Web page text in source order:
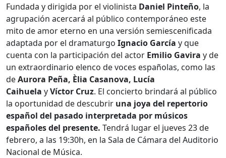
Fundada y dirigida por el violinista Daniel Pinteño, la
agrupación acercará al público contemporáneo este
mito de amor eterno en una versión semiescenificada
adaptada por el dramaturgo Ignacio García y que
cuenta con la participación del actor Emilio Gavira y de
un extraordinario elenco de voces españolas, como las
deAurora Peña, Èlia Casanova, Lucía
Caihuela yVíctor Cruz. El concierto brindará al público
la oportunidad de descubrir una joya del repertorio
español del pasado interpretada por músicos
españoles del presente. Tendrá lugar el jueves 23 de
febrero, a las 19:30h, en la Sala de Cámara del Auditorio
Nacional de Música.